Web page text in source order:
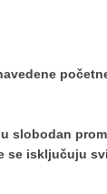
slobodan
se isključuju